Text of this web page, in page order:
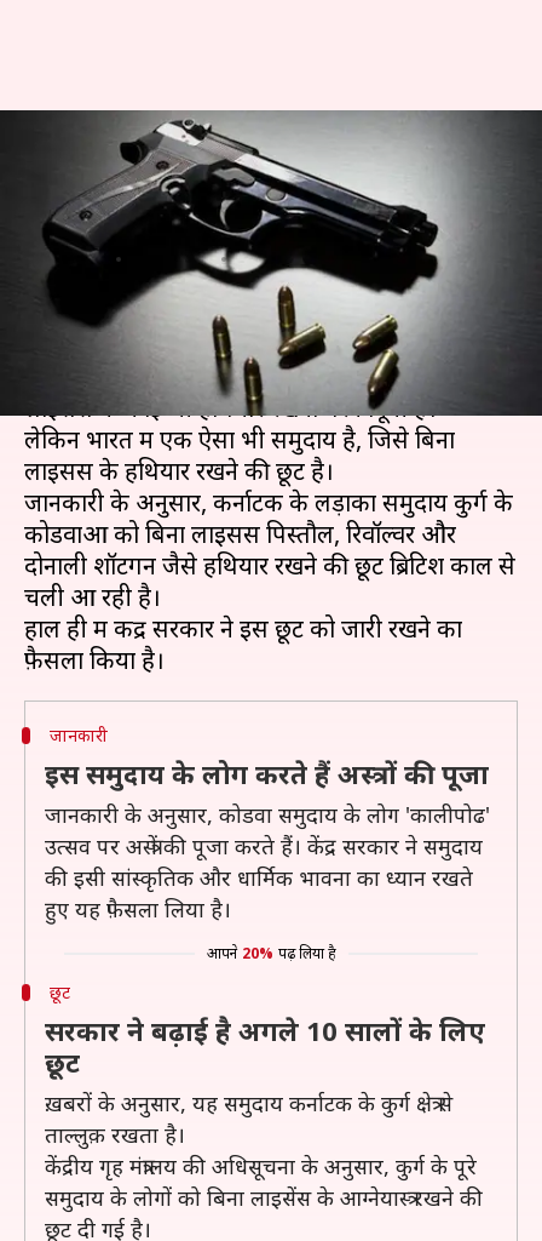
भारत में ये लोग रख सकते हैं बिना
लाइसेंस के हथियार, सरकार ने दी है
छूट
लेखन प्रदीप मौर्य Oct 31, 2019 10:21 pm
क्या है खबर?
भारत में हथियार रखने के कड़े नियम-क़ानून हैं। यहाँ बिना
लाइसेंस के कोई भी हथियार रखना गैरकानूनी है।
लेकिन भारत में एक ऐसा भी समुदाय है, जिसे बिना
लाइसेंस के हथियार रखने की छूट है।
जानकारी के अनुसार, कर्नाटक के लड़ाका समुदाय कुर्ग के
कोडवाओं को बिना लाइसेंस पिस्तौल, रिवॉल्वर और
दोनाली शॉटगन जैसे हथियार रखने की छूट ब्रिटिश काल से
चली आ रही है।
हाल ही में केंद्र सरकार ने इस छूट को जारी रखने का
जानकारी
इस समुदाय के लोग करते हैं अस्त्रों की पूजा
जानकारी के अनुसार, कोडवा समुदाय के लोग 'कालीपोढ'
उत्सव पर अस्त्रों की पूजा करते हैं। केंद्र सरकार ने समुदाय
की इसी सांस्कृतिक और धार्मिक भावना का ध्यान रखते
हुए यह फ़ैसला लिया है।
आपने 20% पढ़ लिया है
छूट
सरकार ने बढ़ाई है अगले 10 सालों के लिए
छूट
ख़बरों के अनुसार, यह समुदाय कर्नाटक के कुर्ग क्षेत्र से
ताल्लुक़ रखता है।
केंद्रीय गृह मंत्रालय की अधिसूचना के अनुसार, कुर्ग के पूरे
समुदाय के लोगों को बिना लाइसेंस के आग्नेयास्त्र रखने की
छूट दी गई है।